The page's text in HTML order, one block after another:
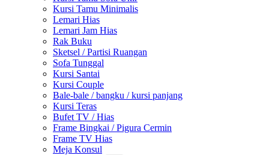
Kursi Tamu Minimalis
Lemari Hias
Lemari Jam Hias
Rak Buku
Sketsel / Partisi Ruangan
Sofa Tunggal
Kursi Santai
Kursi Couple
Bale-bale / bangku / kursi panjang
Kursi Teras
Bufet TV / Hias
Frame Bingkai / Pigura Cermin
Frame TV Hias
Meja Konsul